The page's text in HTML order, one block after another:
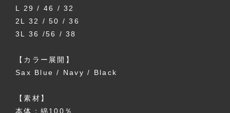
L 29 / 46 / 32
2L 32 / 50 / 36
3L 36 /56 / 38
【カラー展開】
Sax Blue / Navy / Black
【素材】
本体：綿100％